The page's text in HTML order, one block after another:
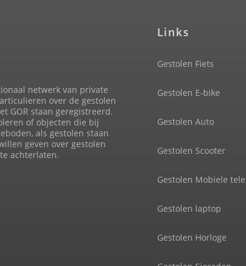
netwerk van private
over de gestolen
GOR staan geregistreerd.
of objecten die bij
als gestolen staan
geven over gestolen
achterlaten.
Links
Gestolen Fiets
Gestolen E-bike
Gestolen Auto
Gestolen Scooter
Gestolen Mobiele
Gestolen laptop
Gestolen Horloge